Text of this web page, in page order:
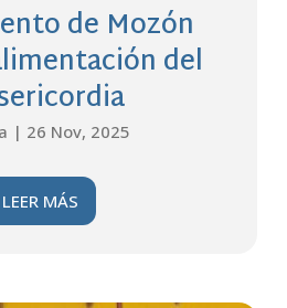
de Mozón
del
| 26 Nov, 2025
LEER MÁS